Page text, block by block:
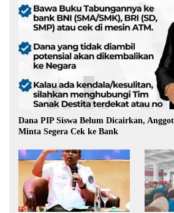
Dana PIP Siswa Belum Dicairkan,
Minta Segera Cek ke Bank